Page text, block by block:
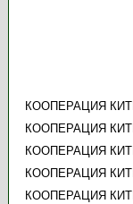
КООПЕРАЦИЯ
КООПЕРАЦИЯ
КООПЕРАЦИЯ
КООПЕРАЦИЯ
КООПЕРАЦИЯ